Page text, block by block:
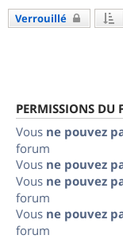
Verrouillé
PERMISSIONS DU
Vous ne pouvez
forum
Vous ne pouvez
Vous ne pouvez
forum
Vous ne pouvez
forum